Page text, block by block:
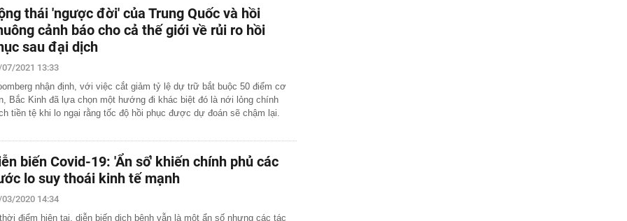
nhiều người thích đặt 1 quả chanh ở đầu giường khi
để trục lợi 4,1 tỷ đồng tiền bảo hiểm
HĐQT, Giám đốc Công ty cổ phần Mekolor Võ Xuân
88 tầng Khu đô thị Thủ Thiêm sắp đổi chủ
đặc biệt sắp được Bộ Tài chính trình Chính phủ: Có thể
doanh nghiệp nhà nước
quan Thuế
10 thỏi vàng trị giá 1,2 tỷ đồng do người làm vườn
cắt cỏ
xuống lòng đất, phát hiện mỏ chứa 13 triệu tấn đồng,
cùng hàng chục triệu kg bạc
thái 'ngược đời' của Trung Quốc và hồi
cảnh báo cho cả thế giới về rủi ro hồi
sau đại dịch
07/2021 13:33
nhận định, với việc cắt giảm tỷ lệ dự trữ bắt buộc 50 điểm cơ
Bắc Kinh đã lựa chọn một hướng đi khác biệt đó là nới lỏng chính
tiền tệ khi lo ngại rằng tốc độ hồi phục được dự đoán sẽ chậm lại.
biến Covid-19: 'Ẩn số' khiến chính phủ các
lo suy thoái kinh tế mạnh
03/2020 14:34
điểm hiện tại, diễn biến dịch bệnh vẫn là một ẩn số nhưng các tác